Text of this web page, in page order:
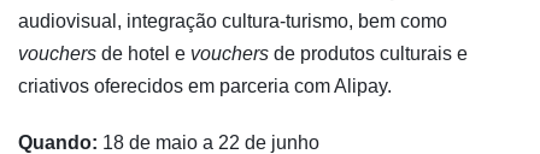
audiovisual, integração cultura-turismo, bem como
vouchers de hotel e vouchers de produtos culturais e
criativos oferecidos em parceria com Alipay.
Quando: 18 de maio a 22 de junho